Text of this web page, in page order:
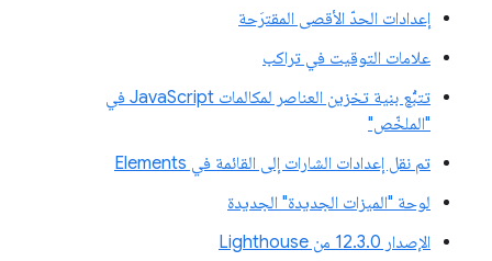
إعدادات الحدّ الأقصى المقترَحة
علامات التوقيت في تراكب
تتبُّع بنية تخزين العناصر لمكالمات JavaScript في
"الملخّص"
تم نقل إعدادات الشارات إلى القائمة في Elements
لوحة "الميزات الجديدة" الجديدة
الإصدار 12.3.0 من Lighthouse